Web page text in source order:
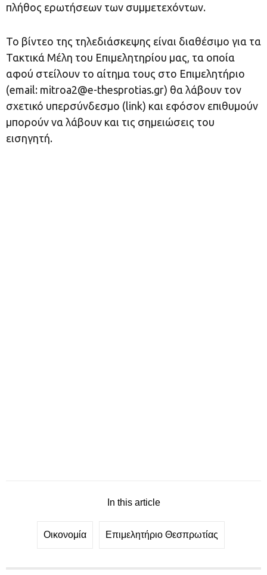
πλήθος ερωτήσεων των συμμετεχόντων.
Το βίντεο της τηλεδιάσκεψης είναι διαθέσιμο για τα
Τακτικά Μέλη του Επιμελητηρίου μας, τα οποία
αφού στείλουν το αίτημα τους στο Επιμελητήριο
(email: mitroa2@e-thesprotias.gr) θα λάβουν τον
σχετικό υπερσύνδεσμο (link) και εφόσον επιθυμούν
μπορούν να λάβουν και τις σημειώσεις του
εισηγητή.
In this article
Οικονομία Επιμελητήριο Θεσπρωτίας